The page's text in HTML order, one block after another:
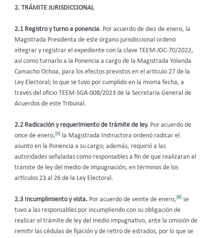
2. TRÁMITE JURISDICCIONAL
2.1 Registro y turno a ponencia. Por acuerdo de diez de enero, la
Magistrada Presidenta de este órgano jurisdiccional ordenó
integrar y registrar el expediente con la clave TEEM-JDC-70/2022,
así como turnarlo a la Ponencia a cargo de la Magistrada Yolanda
Camacho Ochoa, para los efectos previstos en el artículo 27 de la
Ley Electoral; lo que se tuvo por cumplido en la misma fecha, a
través del oficio TEEM-SGA-008/2023 de la Secretaría General de
Acuerdos de este Tribunal.
2.2 Radicación y requerimiento de trámite de ley. Por acuerdo de
once de enero,[5]
la Magistrada Instructora ordenó radicar el
asunto en la Ponencia a su cargo; además, requirió a las
autoridades señaladas como responsables a fin de que realizaran el
trámite de ley del medio de impugnación, en términos de los
artículos 23 al 26 de la Ley Electoral.
2.3 Incumplimiento y vista. Por acuerdo de veinte de enero, [6] se
tuvo a las responsables por incumpliendo con su obligación de
realizar el trámite de ley del medio impugnativo, ante la omisión de
remitir las cédulas de fijación y de retiro de estrados, por lo que se